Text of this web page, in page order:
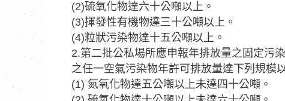
(2)硫氧化物達六十公噸以上。
(3)揮發性有機物達三十公噸以上。
(4)粒狀污染物達十五公噸以上。
2.第二批公私場所應申報年排放量之固定污
之任一空氣污染物年許可排放量達下列規模
(1) 氮氧化物達五公噸以上未達四十公噸。